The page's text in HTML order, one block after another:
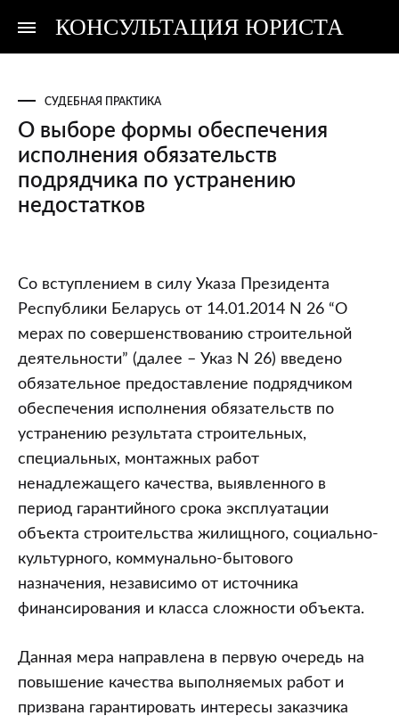
КОНСУЛЬТАЦИЯ ЮРИСТА
Консультация
Консультация
СУДЕБНАЯ ПРАКТИКА
О выборе формы обеспечения
исполнения обязательств
подрядчика по устранению
недостатков
О
выборе
формы
обеспечения
исполнения
обязательств
подрядчика
по
устранению
недостатков
Со вступлением в силу Указа Президента
Республики Беларусь от 14.01.2014 N 26 “О
мерах по совершенствованию строительной
деятельности” (далее – Указ N 26) введено
обязательное предоставление подрядчиком
обеспечения исполнения обязательств по
устранению результата строительных,
специальных, монтажных работ
ненадлежащего качества, выявленного в
период гарантийного срока эксплуатации
объекта строительства жилищного, социально-
культурного, коммунально-бытового
назначения, независимо от источника
финансирования и класса сложности объекта.
Данная мера направлена в первую очередь на
повышение качества выполняемых работ и
призвана гарантировать интересы заказчика